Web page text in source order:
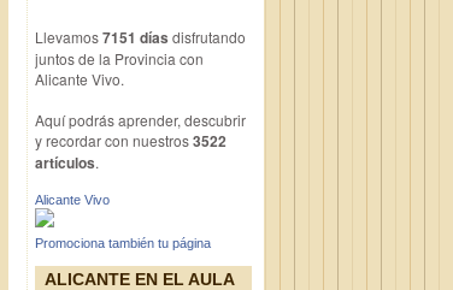
Llevamos7151 días disfrutando
juntos de la Provincia con
Alicante Vivo.
Aquí podrás aprender, descubrir
y recordar con nuestros3522
artículos.
Alicante Vivo
Promociona también tu página
ALICANTE EN EL AULA